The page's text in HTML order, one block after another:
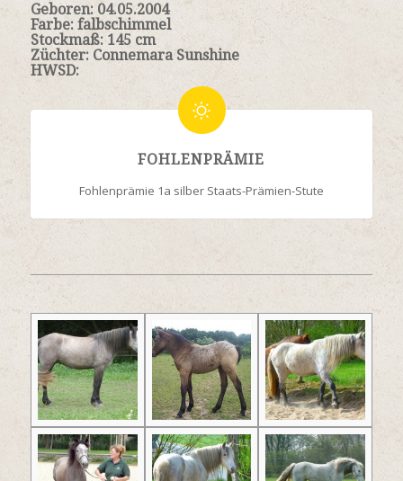
Geboren: 04.05.2004
Farbe: falbschimmel
Stockmaß: 145 cm
Züchter: Connemara Sunshine
HWSD:
FOHLENPRÄMIE
Fohlenprämie 1a silber Staats-Prämien-Stute